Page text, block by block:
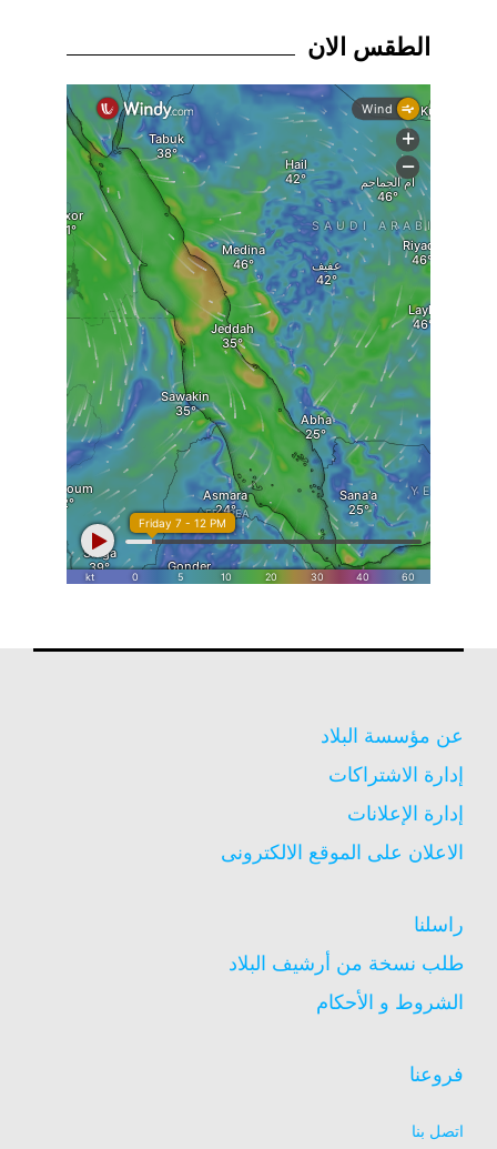
الطقس الان
عن مؤسسة البلاد
إدارة الاشتراكات
إدارة الإعلانات
الاعلان على الموقع الالكترونى
راسلنا
طلب نسخة من أرشيف البلاد
الشروط و الأحكام
فروعنا
اتصل بنا